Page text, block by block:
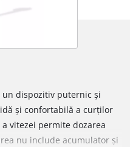
un dispozitiv puternic și
și confortabilă a curților
vitezei permite dozarea
nu include acumulator și